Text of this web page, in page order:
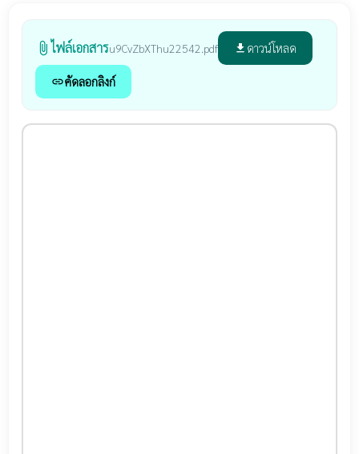
attach_file ไฟล์เอกสารu9CvZbXThu22542.pdf file_download ดาวน์โหลด
linkคัดลอกลิงก์